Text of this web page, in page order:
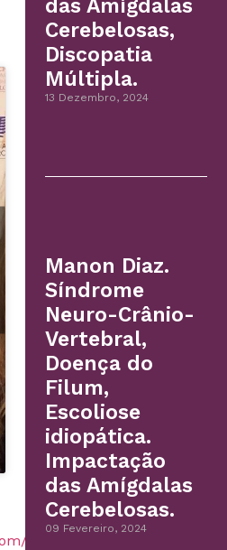
embed/dC4sJZQMQ7s
das Amígdalas
Cerebelosas,
Discopatia
Múltipla.
13 Dezembro, 2024
Manon Diaz.
Síndrome
Neuro-Crânio-
Vertebral,
Doença do
Filum,
Escoliose
idiopática.
Impactação
das Amígdalas
Cerebelosas.
09 Fevereiro, 2024